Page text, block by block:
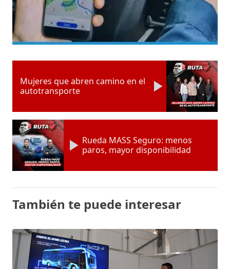
Mujeres que abren camino en el
autotransporte
Rueda MASS Seguro: menos
paros, mayor disponibilidad
También te puede interesar